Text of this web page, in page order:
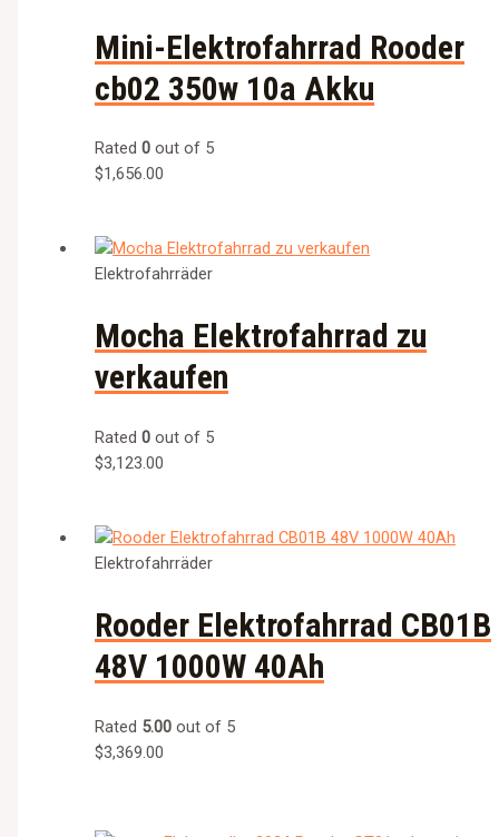
Mini-Elektrofahrrad Rooder
cb02 350w 10a Akku
Rated0 out of 5
$1,656.00
Elektrofahrräder
Mocha Elektrofahrrad zu
verkaufen
Rated0 out of 5
$3,123.00
Elektrofahrräder
Rooder Elektrofahrrad CB01B
48V 1000W 40Ah
Rated 5.00 out of 5
$3,369.00